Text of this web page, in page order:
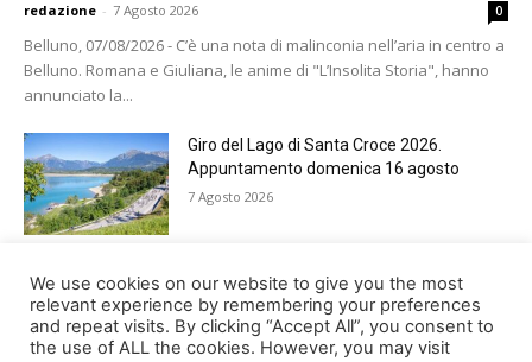
redazione - 7 Agosto 2026 0
Belluno, 07/08/2026 - C’è una nota di malinconia nell’aria in centro a
Belluno. Romana e Giuliana, le anime di "L’Insolita Storia", hanno
annunciato la...
Giro del Lago di Santa Croce 2026.
Appuntamento domenica 16 agosto
7 Agosto 2026
Belluno rende omaggio ai cugini
Alessandro e Andrea Bristot
6 Agosto 2026
We use cookies on our website to give you the most
relevant experience by remembering your preferences
and repeat visits. By clicking “Accept All”, you consent to
the use of ALL the cookies. However, you may visit